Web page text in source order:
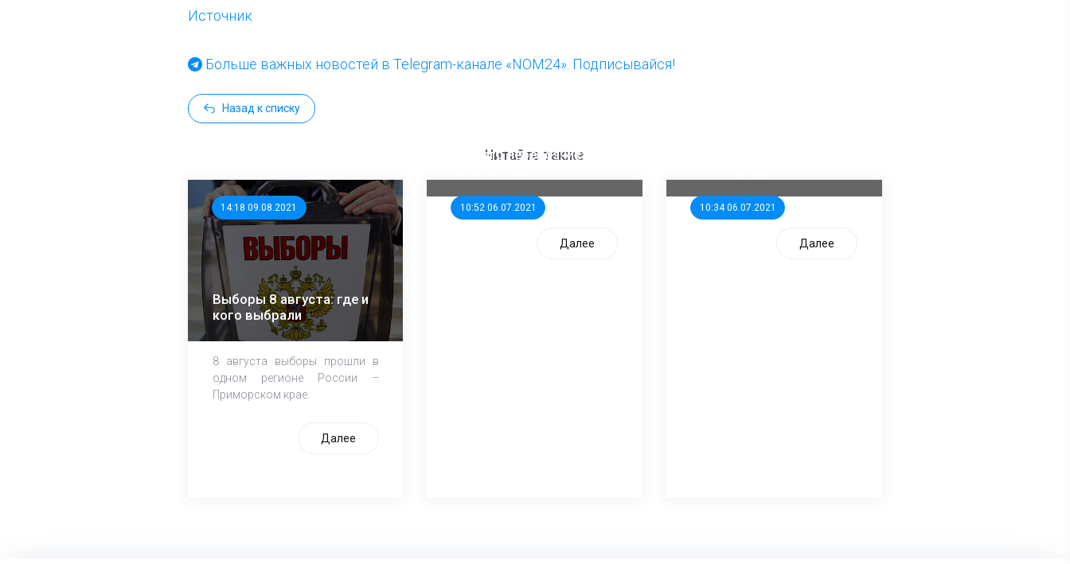
Источник
Больше важных новостей в Telegram-канале «NOM24». Подписывайся!
Назад к списку
Читайте также
14:18 09.08.2021
Выборы 8 августа: где и
кого выбрали
8 августа выборы прошли в
одном регионе России –
Приморском крае.
Далее
10:52 06.07.2021
единого перевозчика для
Далее
10:34 06.07.2021
Далее